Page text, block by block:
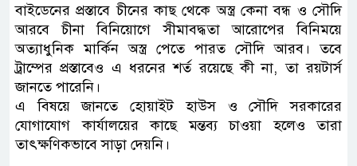
বাইডেনের প্রস্তাবে চীনের কাছ থেকে অস্ত্র কেনা বন্ধ ও সৌদি
আরবে চীনা বিনিয়োগে সীমাবদ্ধতা আরোপের বিনিময়ে
অত্যাধুনিক মার্কিন অস্ত্র পেতে পারত সৌদি আরব। তবে
ট্রাম্পের প্রস্তাবেও এ ধরনের শর্ত রয়েছে কী না, তা রয়টার্স
জানতে পারেনি।
এ বিষয়ে জানতে হোয়াইট হাউস ও সৌদি সরকারের
যোগাযোগ কার্যালয়ের কাছে মন্তব্য চাওয়া হলেও তারা
তাৎক্ষণিকভাবে সাড়া দেয়নি।